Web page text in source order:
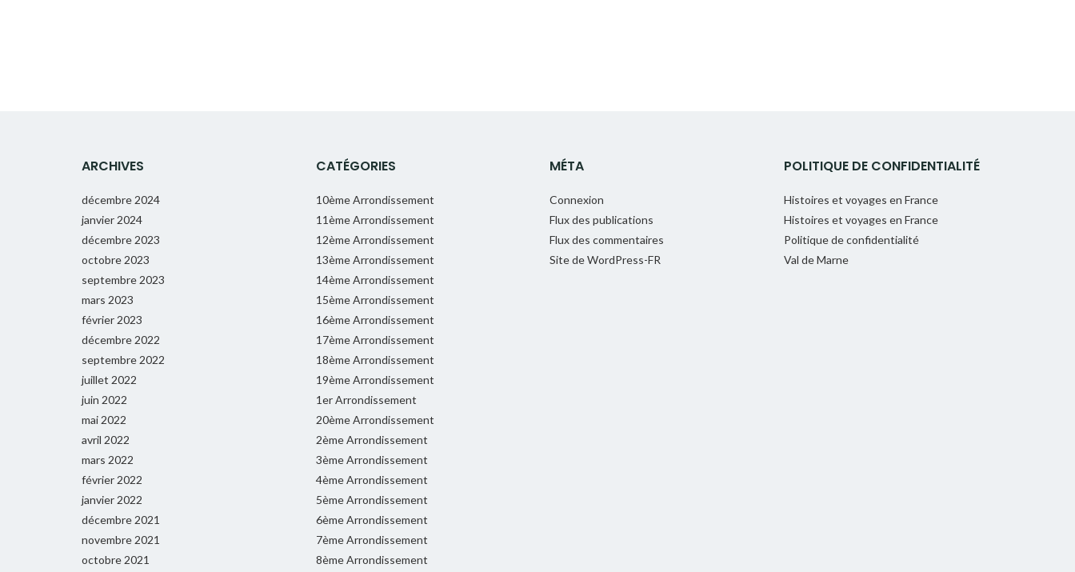
ARCHIVES
décembre 2024
janvier 2024
décembre 2023
octobre 2023
septembre 2023
mars 2023
février 2023
décembre 2022
septembre 2022
juillet 2022
juin 2022
mai 2022
avril 2022
mars 2022
février 2022
janvier 2022
décembre 2021
novembre 2021
octobre 2021
CATÉGORIES
10ème Arrondissement
11ème Arrondissement
12ème Arrondissement
13ème Arrondissement
14ème Arrondissement
15ème Arrondissement
16ème Arrondissement
17ème Arrondissement
18ème Arrondissement
19ème Arrondissement
1er Arrondissement
20ème Arrondissement
2ème Arrondissement
3ème Arrondissement
4ème Arrondissement
5ème Arrondissement
6ème Arrondissement
7ème Arrondissement
8ème Arrondissement
MÉTA
Connexion
Flux des publications
Flux des commentaires
Site de WordPress-FR
POLITIQUE DE CONFIDENTIALITÉ
Histoires et voyages en France
Histoires et voyages en France
Politique de confidentialité
Val de Marne